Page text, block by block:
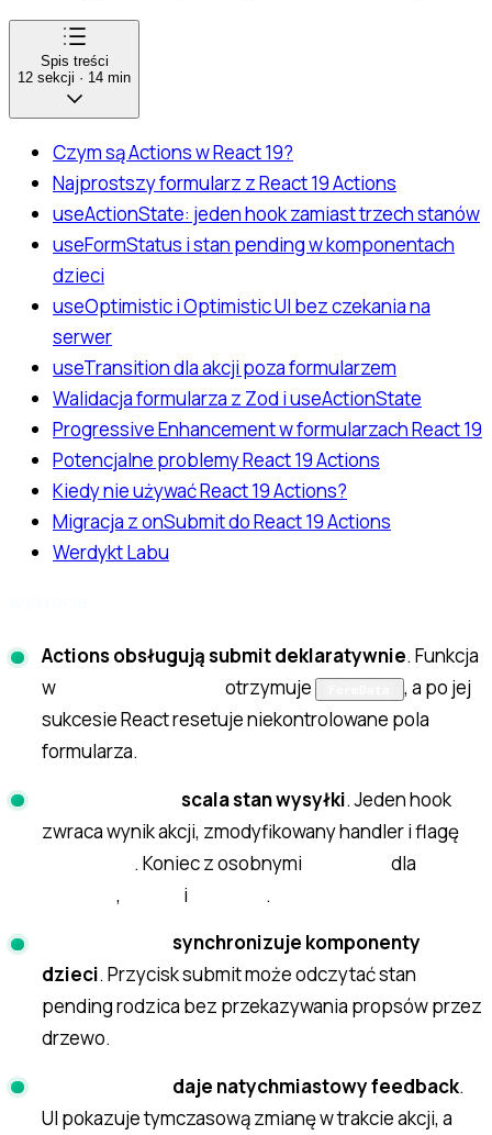
Spis treści
12 sekcji · 14 min
Czym są Actions w React 19?
Najprostszy formularz z React 19 Actions
useActionState: jeden hook zamiast trzech stanów
useFormStatus i stan pending w komponentach
dzieci
useOptimistic i Optimistic UI bez czekania na
serwer
useTransition dla akcji poza formularzem
Walidacja formularza z Zod i useActionState
Progressive Enhancement w formularzach React 19
Potencjalne problemy React 19 Actions
Kiedy nie używać React 19 Actions?
Migracja z onSubmit do React 19 Actions
Werdykt Labu
Actions obsługują submit deklaratywnie. Funkcja
w
otrzymuje
, a po jej
sukcesie React resetuje niekontrolowane pola
formularza.
scala stan wysyłki. Jeden hook
zwraca wynik akcji, zmodyfikowany handler i flagę
. Koniec z osobnymi dla
, i .
synchronizuje komponenty
dzieci. Przycisk submit może odczytać stan
pending rodzica bez przekazywania propsów przez
drzewo.
daje natychmiastowy feedback.
UI pokazuje tymczasową zmianę w trakcie akcji, a